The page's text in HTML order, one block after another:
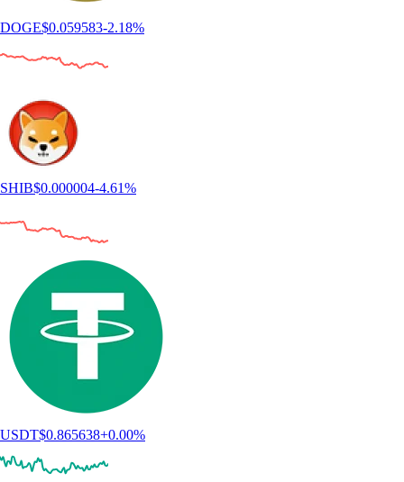
DOGE$0.059583-2.18%
SHIB$0.000004-4.61%
USDT$0.865638+0.00%